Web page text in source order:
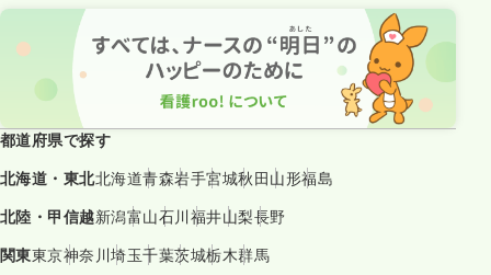
都道府県で探す
北海道・東北北海道青森岩手宮城秋田山形福島
北陸・甲信越新潟富山石川福井山梨長野
関東東京神奈川埼玉千葉茨城栃木群馬